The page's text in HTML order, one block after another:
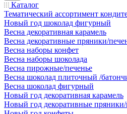
Каталог
Тематический ассортимент
Новый год шоколад фигурный
Весна декоративная карамель
Весна декоративные пряники/
Весна наборы конфет
Весна наборы шоколада
Весна пирожные/печенье
Весна шоколад плиточный /
Весна шоколад фигурный
Новый год декоративная карамель
Новый год декоративные пряники/